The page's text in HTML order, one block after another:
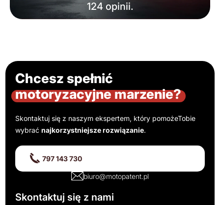
124 opinii.
Chcesz spełnić
motoryzacyjne marzenie?
Skontaktuj się z naszym ekspertem, który pomożeTobie
wybraćnajkorzystniejsze rozwiązanie.
797 143 730
biuro@motopatent.pl
Skontaktuj się z nami